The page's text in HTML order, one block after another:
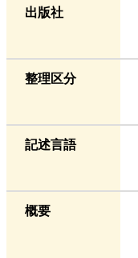
出版社
整理区分
記述言語
概要